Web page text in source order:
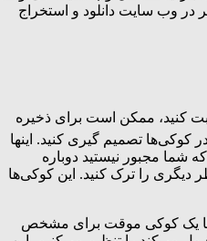
در وب سایت دانلود و استخراج
کنید، ممکن است برای ذخیره
تصمیم گیری کنید. اینها
شما مجبور نیستید دوباره
دیگری را ترک کنید. این کوکی‌ها
ما یک کوکی موقت برای مشخص